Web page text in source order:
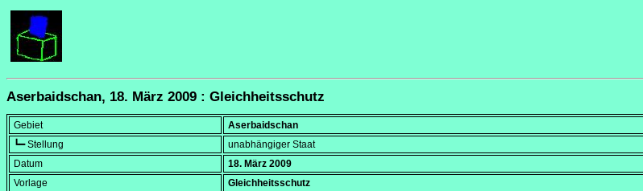
Aserbaidschan, 18. März 2009 : Gleichheitsschutz
Gebiet
Aserbaidschan
┗━ Stellung
unabhängiger Staat
Datum
18. März 2009
Vorlage
Gleichheitsschutz